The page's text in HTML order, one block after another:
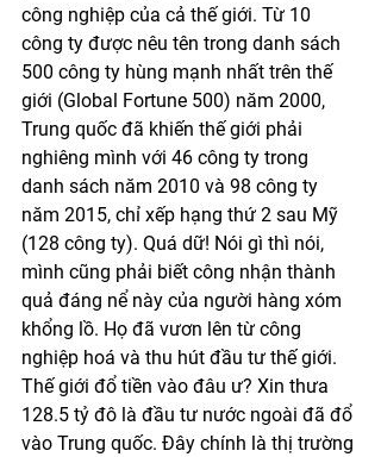
công nghiệp của cả thế giới. Từ 10
công ty được nêu tên trong danh sách
500 công ty hùng mạnh nhất trên thế
giới (Global Fortune 500) năm 2000,
Trung quốc đã khiến thế giới phải
nghiêng mình với 46 công ty trong
danh sách năm 2010 và 98 công ty
năm 2015, chỉ xếp hạng thứ 2 sau Mỹ
(128 công ty). Quá dữ! Nói gì thì nói,
mình cũng phải biết công nhận thành
quả đáng nể này của người hàng xóm
khổng lồ. Họ đã vươn lên từ công
nghiệp hoá và thu hút đầu tư thế giới.
Thế giới đổ tiền vào đâu ư? Xin thưa
128.5 tỷ đô là đầu tư nước ngoài đã đổ
vào Trung quốc. Đây chính là thị trường